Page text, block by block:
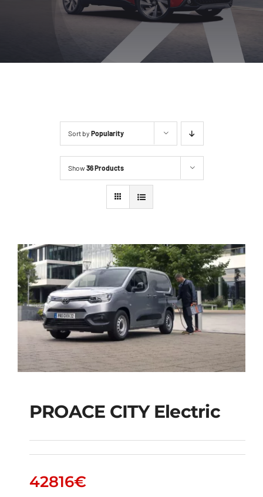
Sort by Popularity
Show36 Products
PROACE CITY Electric
PROACE CITY Electric
42816€